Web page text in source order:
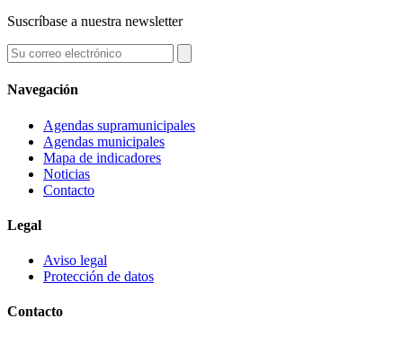
Suscríbase a nuestra newsletter
Navegación
Agendas supramunicipales
Agendas municipales
Mapa de indicadores
Noticias
Contacto
Legal
Aviso legal
Protección de datos
Contacto